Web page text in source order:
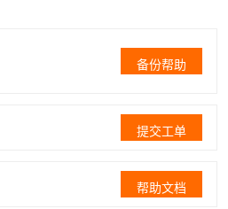
备份帮助
提交工单
帮助文档